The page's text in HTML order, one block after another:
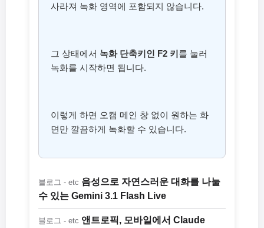
사라져 녹화 영역에 포함되지 않습니다.
그 상태에서 녹화 단축키인 F2 키를 눌러
녹화를 시작하면 됩니다.
이렇게 하면 오캠 메인 창 없이 원하는 화
면만 깔끔하게 녹화할 수 있습니다.
블로그 - etc 음성으로 자연스러운 대화를 나눌
수 있는 Gemini 3.1 Flash Live
블로그 - etc 앤트로픽, 모바일에서 Claude